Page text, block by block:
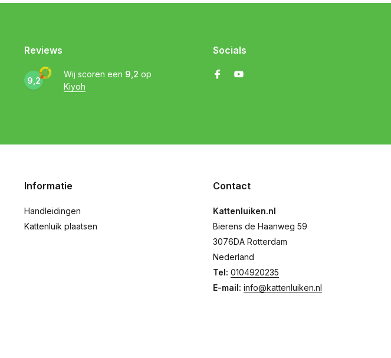
Reviews
9,2
Wij scoren een 9,2 op
Kiyoh
Socials
Informatie
Handleidingen
Kattenluik plaatsen
Contact
Kattenluiken.nl
Bierens de Haanweg 59
3076DA Rotterdam
Nederland
Tel: 0104920235
E-mail: info@kattenluiken.nl